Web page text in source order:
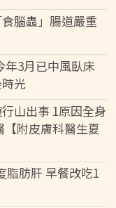
腦蟲」腸道嚴重
年3月已中風臥床
光
山出事 1原因全身
附皮膚科醫生夏
脂肪肝 早餐改吃1